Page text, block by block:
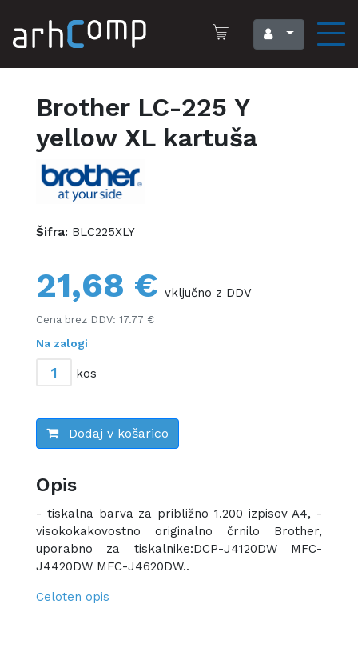
Brother LC-225 Y
yellow XL kartuša
Šifra: BLC225XLY
21,68 € vključno z DDV
Cena brez DDV: 17.77 €
Na zalogi
kos
Dodaj v košarico
Opis
- tiskalna barva za približno 1.200 izpisov A4, -
visokokakovostno originalno črnilo Brother,
uporabno za tiskalnike:DCP-J4120DW MFC-
J4420DW MFC-J4620DW..
Celoten opis